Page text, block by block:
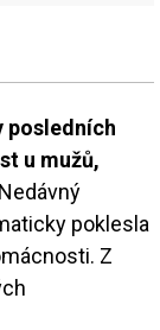
posledních
u mužů,
poklesla
Z